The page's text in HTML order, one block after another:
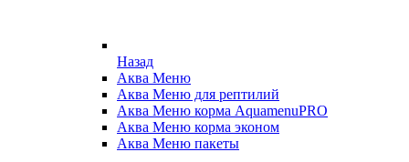
Назад
Аква Меню
Аква Меню для рептилий
Аква Меню корма AquamenuPRO
Аква Меню корма эконом
Аква Меню пакеты